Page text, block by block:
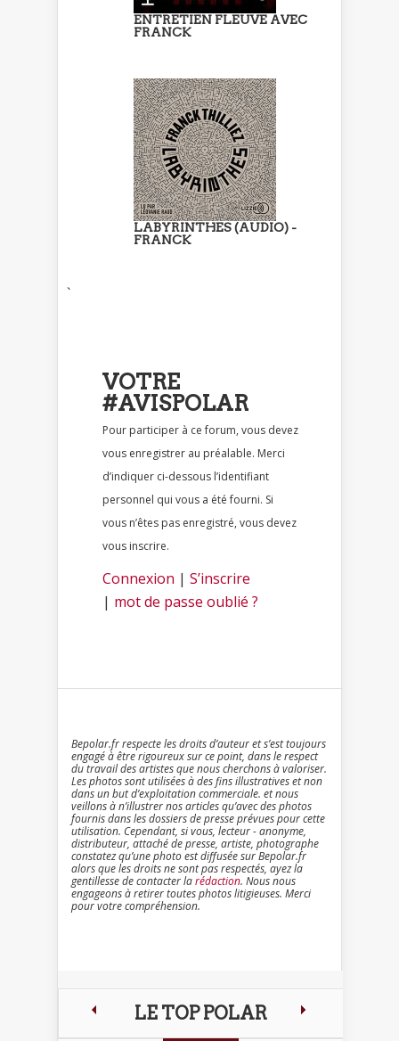
ENTRETIEN FLEUVE AVEC
FRANCK
LABYRINTHES (AUDIO) -
FRANCK
`
VOTRE
#AVISPOLAR
Pour participer à ce forum, vous devez
vous enregistrer au préalable. Merci
d’indiquer ci-dessous l’identifiant
personnel qui vous a été fourni. Si
vous n’êtes pas enregistré, vous devez
vous inscrire.
Connexion | S’inscrire
| mot de passe oublié ?
Bepolar.fr respecte les droits d’auteur et s’est toujours
engagé à être rigoureux sur ce point, dans le respect
du travail des artistes que nous cherchons à valoriser.
Les photos sont utilisées à des fins illustratives et non
dans un but d’exploitation commerciale. et nous
veillons à n’illustrer nos articles qu’avec des photos
fournis dans les dossiers de presse prévues pour cette
utilisation. Cependant, si vous, lecteur - anonyme,
distributeur, attaché de presse, artiste, photographe
constatez qu’une photo est diffusée sur Bepolar.fr
alors que les droits ne sont pas respectés, ayez la
gentillesse de contacter larédaction. Nous nous
engageons à retirer toutes photos litigieuses. Merci
pour votre compréhension.
LE TOP POLAR